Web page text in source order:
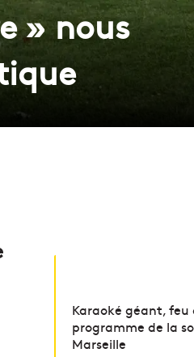
» nous
Karaoké géant,
programme de la
Marseille